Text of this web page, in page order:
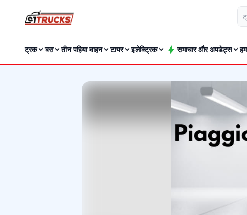
ट्रक बस तीन पहिया वाहन टायर इलेक्ट्रिक समाचार और अपडेट्स